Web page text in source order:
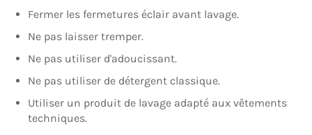
Fermer les fermetures éclair avant lavage.
Ne pas laisser tremper.
Ne pas utiliser d'adoucissant.
Ne pas utiliser de détergent classique.
Utiliser un produit de lavage adapté aux vêtements
techniques.